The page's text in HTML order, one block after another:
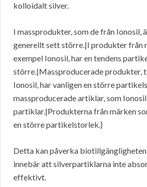
kolloidalt silver.
I massprodukter, som de från Ionosil,
generellt sett större.|I produkter från
exempel Ionosil, har en tendens
större.|Massproducerade produkter,
Ionosil, har vanligen en större
massproducerade artiklar, som
partiklar.|Produkterna från märken
en större partikelstorlek.}
Detta kan påverka
innebär att silverpartiklarna inte
effektivt.